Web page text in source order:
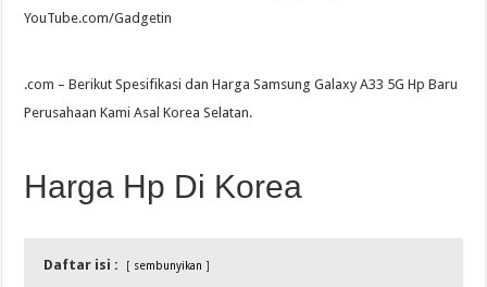
YouTube.com/Gadgetin
.com – Berikut Spesifikasi dan Harga Samsung Galaxy A33 5G Hp Baru
Perusahaan Kami Asal Korea Selatan.
Harga Hp Di Korea
Daftar isi : sembunyikan